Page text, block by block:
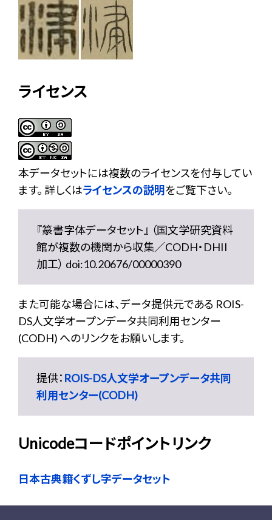
ライセンス
本データセットには複数のライセンスを付与してい
ます。 詳しくはライセンスの説明をご覧下さい。
『篆書字体データセット』 （国文学研究資料
館が複数の機関から収集／CODH・DHII
加工） doi:10.20676/00000390
また可能な場合には、データ提供元である ROIS-
DS人文学オープンデータ共同利用センター
(CODH) へのリンクをお願いします。
提供： ROIS-DS人文学オープンデータ共同
利用センター(CODH)
Unicodeコードポイントリンク
日本古典籍くずし字データセット